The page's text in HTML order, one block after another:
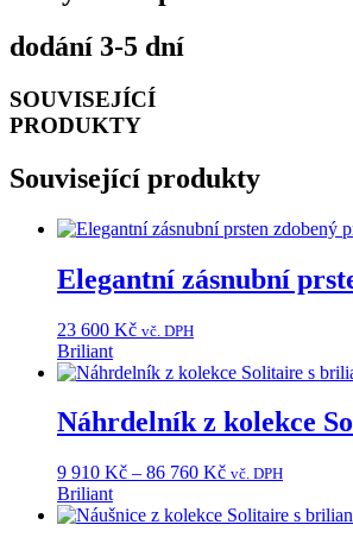
dodání 3-5 dní
SOUVISEJÍCÍ
PRODUKTY
Související produkty
Elegantní zásnubní
23 600 Kč vč. DPH
Briliant
Tento
má
více
Možnosti
lze
vybrat
Náhrdelník z kolekce
9 910 Kč – 86 760 KčRozpětí
9
vč. DPH
Briliant
Tento